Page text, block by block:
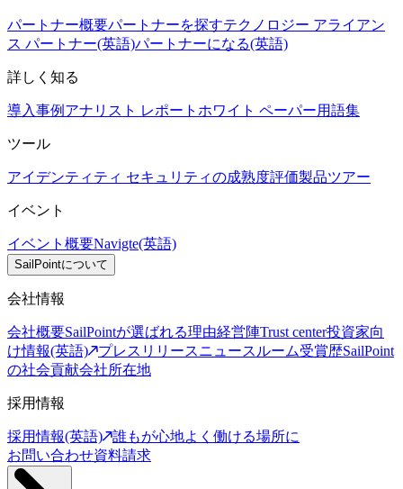
パートナー概要パートナーを探すテクノロジー アライアン
ス パートナー(英語)パートナーになる(英語)
詳しく知る
導入事例 アナリスト レポート ホワイト ペーパー用語集
ツール
アイデンティティ セキュリティの成熟度評価製品ツアー
イベント
イベント概要Navigte(英語)
SailPointについて
会社情報
会社概要SailPointが選ばれる理由経営陣Trust center投資家向
け情報(英語)
プレスリリースニュースルーム受賞歴SailPoint
の社会貢献会社所在地
採用情報
採用情報(英語)
誰もが心地よく働ける場所に
お問い合わせ資料請求